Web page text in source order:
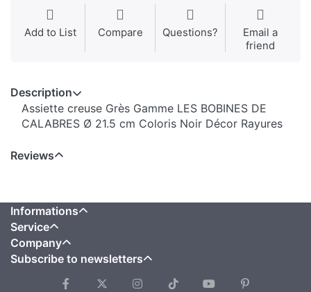
Add to List Compare Questions?
Email a
friend
Description
Assiette creuse Grès Gamme LES BOBINES DE
CALABRES Ø 21.5 cm Coloris Noir Décor Rayures
Reviews
Informations
Service
Company
Subscribe to newsletters